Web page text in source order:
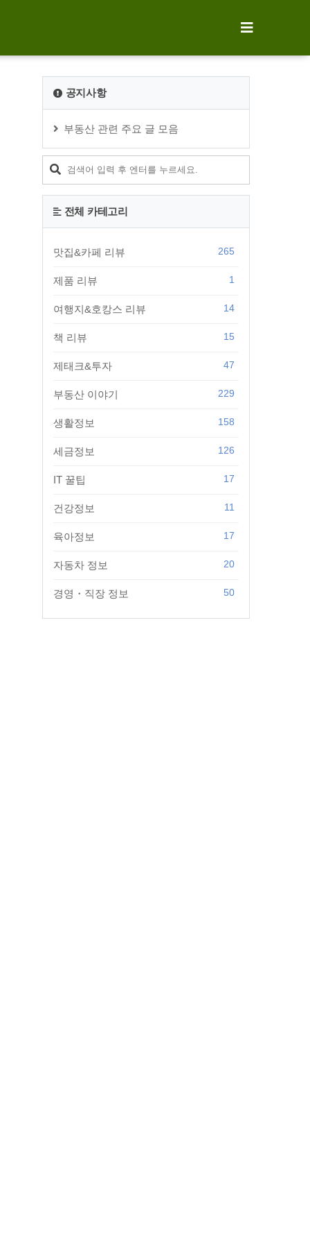
공지사항
부동산 관련 주요 글 모음
전체 카테고리
맛집&카페 리뷰 265
제품 리뷰 1
여행지&호캉스 리뷰 14
책 리뷰 15
제태크&투자 47
부동산 이야기 229
생활정보 158
세금정보 126
IT 꿀팁 17
건강정보 11
육아정보 17
자동차 정보 20
경영・직장 정보 50